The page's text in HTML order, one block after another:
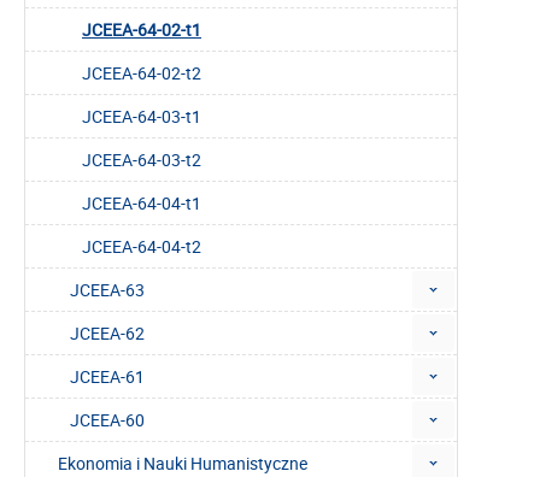
JCEEA-64-02-t1
JCEEA-64-02-t2
JCEEA-64-03-t1
JCEEA-64-03-t2
JCEEA-64-04-t1
JCEEA-64-04-t2
JCEEA-63
JCEEA-62
JCEEA-61
JCEEA-60
Ekonomia i Nauki Humanistyczne